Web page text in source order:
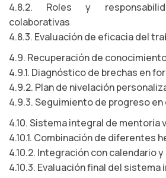
4.8.2. Roles y
colaborativas
4.8.3. Evaluación de eficacia del
4.9. Recuperación de
4.9.1. Diagnóstico de brechas en
4.9.2. Plan de nivelación
4.9.3. Seguimiento de progreso
4.10. Sistema integral de mentoría
4.10.1. Combinación de diferentes
4.10.2. Integración con calendario
4.10.3. Evaluación final del